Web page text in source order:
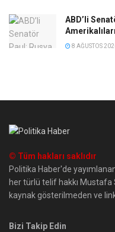
ABD’li
8 AĞUSTOS
© Tüm hakları saklıdır
Politika Haber'de
her türlü telif hakkı Mustafa
kaynak gösterilmeden ve
Bizi Takip Edin